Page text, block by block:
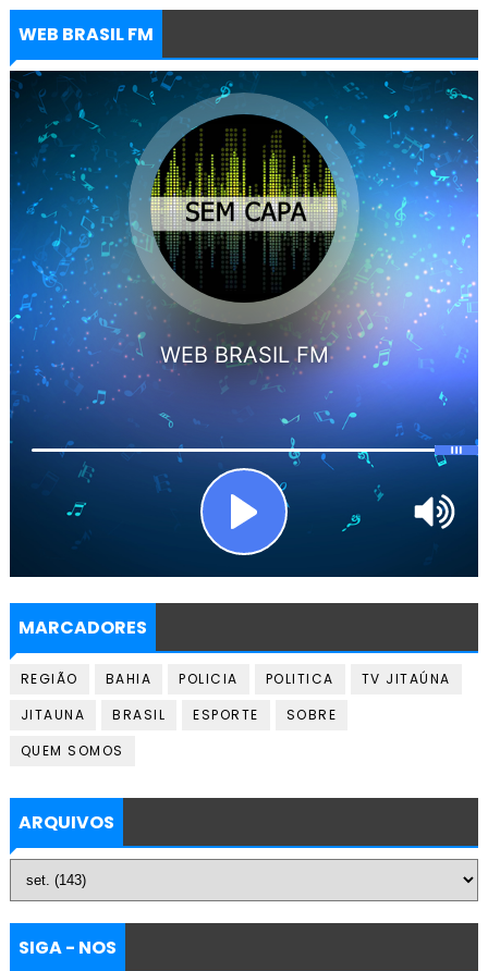
WEB BRASIL FM
MARCADORES
REGIÃO BAHIA POLICIA POLITICA
TV JITAÚNA
JITAUNA
BRASIL ESPORTE
SOBRE
QUEM SOMOS
ARQUIVOS
SIGA - NOS